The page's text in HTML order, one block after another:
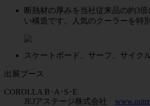
断熱材の厚みを当社従来品の約3
い構造です。人気のクーラーを特
スケートボード、サーフ、サイク
出展ブース
COROLLA B･A･S･E
JEJアステージ株式会社